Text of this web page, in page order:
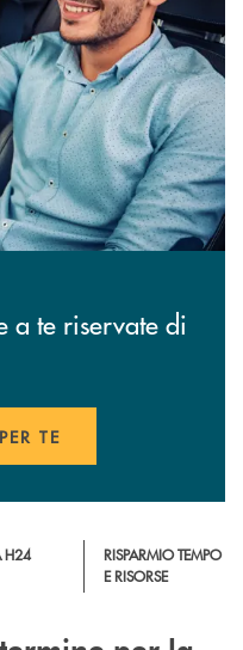
a te riservate di
TE
H24
RISPARMIO TEMPO
E RISORSE